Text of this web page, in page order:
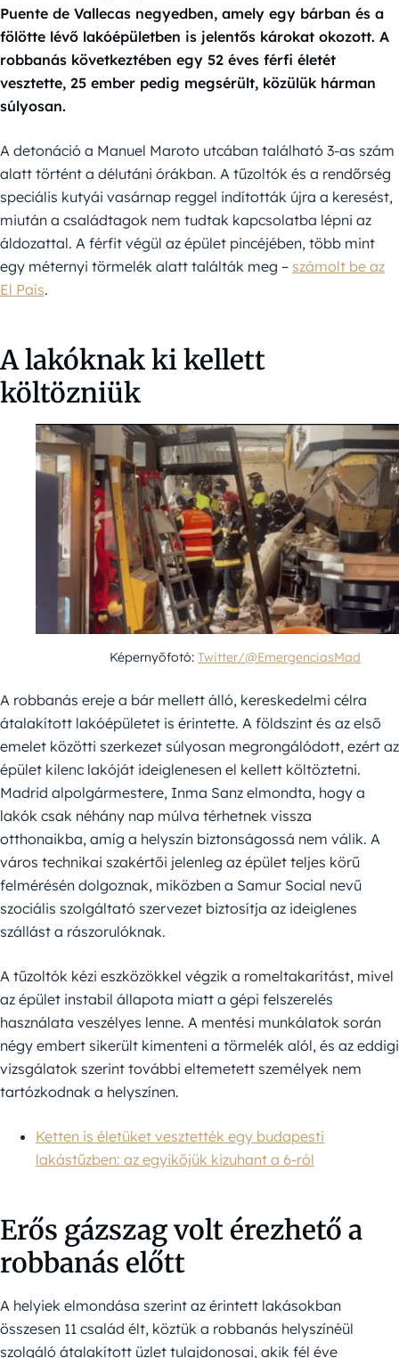
Puente de Vallecas negyedben, amely egy bárban és a
fölötte lévő lakóépületben is jelentős károkat okozott. A
robbanás következtében egy 52 éves férfi életét
vesztette, 25 ember pedig megsérült, közülük hárman
súlyosan.
A detonáció a Manuel Maroto utcában található 3-as szám
alatt történt a délutáni órákban. A tűzoltók és a rendőrség
speciális kutyái vasárnap reggel indították újra a keresést,
miután a családtagok nem tudtak kapcsolatba lépni az
áldozattal. A férfit végül az épület pincéjében, több mint
egy méternyi törmelék alatt találták meg – számolt be az
El País.
A lakóknak ki kellett
költözniük
Képernyőfotó: Twitter/@EmergenciasMad
A robbanás ereje a bár mellett álló, kereskedelmi célra
átalakított lakóépületet is érintette. A földszint és az első
emelet közötti szerkezet súlyosan megrongálódott, ezért az
épület kilenc lakóját ideiglenesen el kellett költöztetni.
Madrid alpolgármestere, Inma Sanz elmondta, hogy a
lakók csak néhány nap múlva térhetnek vissza
otthonaikba, amíg a helyszín biztonságossá nem válik. A
város technikai szakértői jelenleg az épület teljes körű
felmérésén dolgoznak, miközben a Samur Social nevű
szociális szolgáltató szervezet biztosítja az ideiglenes
szállást a rászorulóknak.
A tűzoltók kézi eszközökkel végzik a romeltakarítást, mivel
az épület instabil állapota miatt a gépi felszerelés
használata veszélyes lenne. A mentési munkálatok során
négy embert sikerült kimenteni a törmelék alól, és az eddigi
vizsgálatok szerint további eltemetett személyek nem
tartózkodnak a helyszínen.
Ketten is életüket vesztették egy budapesti
lakástűzben: az egyikőjük kizuhant a 6-ról
Erős gázszag volt érezhető a
robbanás előtt
A helyiek elmondása szerint az érintett lakásokban
összesen 11 család élt, köztük a robbanás helyszínéül
szolgáló átalakított üzlet tulajdonosai, akik fél éve